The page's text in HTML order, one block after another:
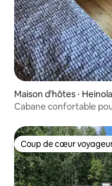
Maison d'hôtes ⋅ Heinola
Cabane confortable
Coup de cœur
Coup de cœur